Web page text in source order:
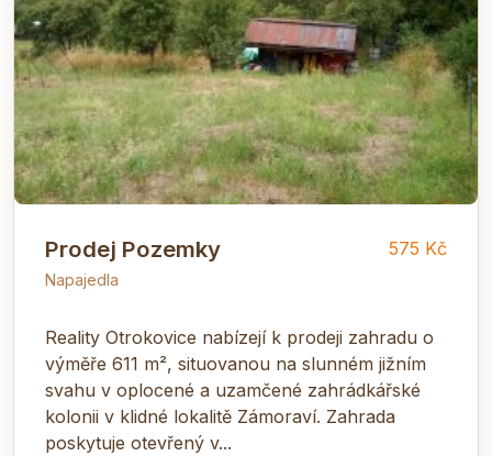
Prodej Pozemky
Napajedla
575 Kč
Reality Otrokovice nabízejí k prodeji zahradu o
výměře 611 m², situovanou na slunném jižním
svahu v oplocené a uzamčené zahrádkářské
kolonii v klidné lokalitě Zámoraví. Zahrada
poskytuje otevřený v...